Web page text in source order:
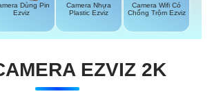
Dùng Pin
Ezviz
Camera Nhựa
Plastic Ezviz
Camera Wifi Có
Chống Trộm Ezviz
EZVIZ 2K